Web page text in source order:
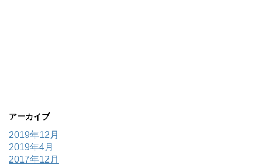
アーカイブ
2019年12月
2019年4月
2017年12月